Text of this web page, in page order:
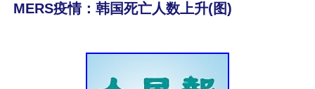
MERS疫情：韩国死亡人数上升(图)